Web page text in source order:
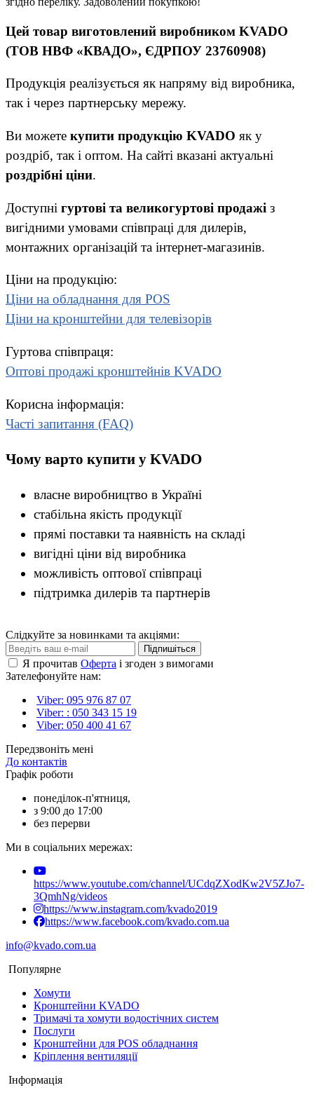
Цей товар виготовлений виробником KVADO
(ТОВ НВФ «КВАДО», ЄДРПОУ 23760908)
Продукція реалізується як напряму від виробника,
так і через партнерську мережу.
Ви можете купити продукцію KVADO як у
роздріб, так і оптом. На сайті вказані актуальні
роздрібні ціни.
Доступні гуртові та великогуртові продажі з
вигідними умовами співпраці для дилерів,
монтажних організацій та інтернет-магазинів.
Ціни на продукцію:
Ціни на обладнання для POS
Ціни на кронштейни для телевізорів
Гуртова співпраця:
Оптові продажі кронштейнів KVADO
Корисна інформація:
Часті запитання (FAQ)
Чому варто купити у KVADO
власне виробництво в Україні
стабільна якість продукції
прямі поставки та наявність на складі
вигідні ціни від виробника
можливість оптової співпраці
підтримка дилерів та партнерів
Слідкуйте за новинками та акціями:
Підпишіться
Я прочитав Оферта і згоден з вимогами
Зателефонуйте нам:
Viber: 095 976 87 07
Viber: : 050 343 15 19‬
Viber: 050 400 41 67
Передзвоніть мені
До контактів
Графік роботи
понеділок-п'ятниця,
з 9:00 до 17:00
без перерви
Ми в соціальних мережах:
https://www.youtube.com/channel/UCdqZXodKw2V5ZJo7-
3QmhNg/videos
https://www.instagram.com/kvado2019
https://www.facebook.com/kvado.com.ua
info@kvado.com.ua
Популярне
Хомути
Кронштейни KVADO
Тримачі та хомути водостічних систем
Послуги
Кронштейни для POS обладнання
Кріплення вентиляції
Інформація